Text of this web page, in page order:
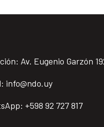
Av. Eugenio Garzón
info@ndo.uy
+598 92 727 817